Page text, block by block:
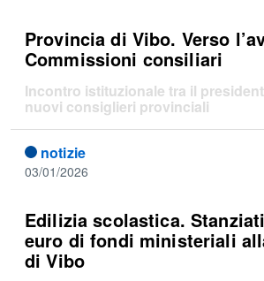
Provincia di Vibo. Verso
Commissioni consiliari
Incontro istituzionale tra il
nuovi consiglieri provinciali
notizie
03/01/2026
Edilizia scolastica.
euro di fondi ministeriali
di Vibo